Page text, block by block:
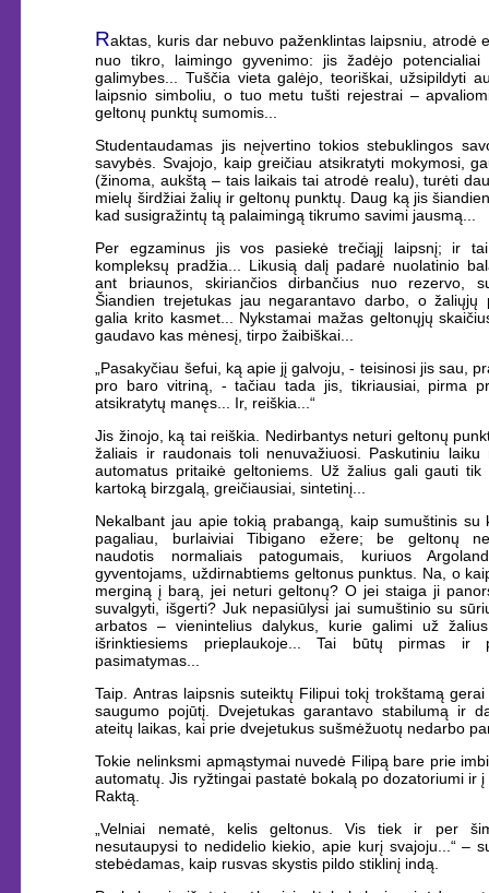
Raktas, kuris dar nebuvo paženklintas laipsniu, atrodė
nuo tikro, laimingo gyvenimo: jis žadėjo potencialiai
galimybes... Tuščia vieta galėjo, teoriškai, užsipildyti
laipsnio simboliu, o tuo metu tušti rejestrai –
geltonų punktų sumomis...
Studentaudamas jis neįvertino tokios stebuklingos
savybės. Svajojo, kaip greičiau atsikratyti mokymosi,
(žinoma, aukštą – tais laikais tai atrodė realu), turėti
mielų širdžiai žalių ir geltonų punktų. Daug ką jis
kad susigražintų tą palaimingą tikrumo savimi jausmą...
Per egzaminus jis vos pasiekė trečiąjį laipsnį; ir
kompleksų pradžia... Likusią dalį padarė nuolatinio
ant briaunos, skiriančios dirbančius nuo rezervo,
Šiandien trejetukas jau negarantavo darbo, o žaliųjų
galia krito kasmet... Nykstamai mažas geltonųjų
gaudavo kas mėnesį, tirpo žaibiškai...
„Pasakyčiau šefui, ką apie jį galvoju, - teisinosi jis sau,
pro baro vitriną, - tačiau tada jis, tikriausiai, pirma
atsikratytų manęs... Ir, reiškia...“
Jis žinojo, ką tai reiškia. Nedirbantys neturi geltonų
žaliais ir raudonais toli nenuvažiuosi. Paskutiniu laiku
automatus pritaikė geltoniems. Už žalius gali gauti tik
kartoką birzgalą, greičiausiai, sintetinį...
Nekalbant jau apie tokią prabangą, kaip sumuštinis su
pagaliau, burlaiviai Tibigano ežere; be geltonų
naudotis normaliais patogumais, kuriuos
gyventojams, uždirnabtiems geltonus punktus. Na, o
merginą į barą, jei neturi geltonų? O jei staiga ji
suvalgyti, išgerti? Juk nepasiūlysi jai sumuštinio su
arbatos – vienintelius dalykus, kurie galimi už
išrinktiesiems prieplaukoje... Tai būtų pirmas ir
pasimatymas...
Taip. Antras laipsnis suteiktų Filipui tokį trokštamą gerai
saugumo pojūtį. Dvejetukas garantavo stabilumą ir
ateitų laikas, kai prie dvejetukus sušmėžuotų nedarbo
Tokie nelinksmi apmąstymai nuvedė Filipą bare prie
automatų. Jis ryžtingai pastatė bokalą po dozatoriumi ir į
Raktą.
„Velniai nematė, kelis geltonus. Vis tiek ir per
nesutaupysi to nedidelio kiekio, apie kurį svajoju...“ –
stebėdamas, kaip rusvas skystis pildo stiklinį indą.